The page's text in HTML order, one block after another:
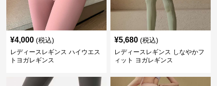
¥4,000 (税込)
レディースレギンス ハイウエス
トヨガレギンス
¥5,680 (税込)
レディースレギンス しなやかフ
ィット ヨガレギンス